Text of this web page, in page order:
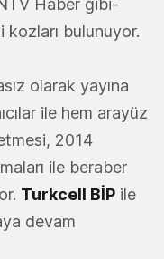
Haber gibi-
bulunuyor.
olarak yayına
ile hem arayüz
2014
ile beraber
Turkcell BİP ile
devam